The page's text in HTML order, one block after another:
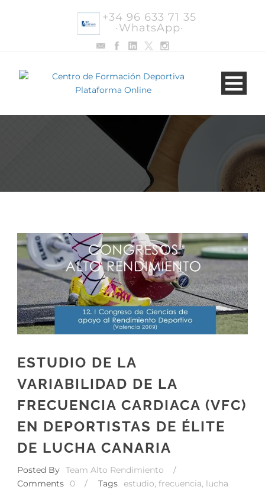
+34 96 633 71 35
·WhatsApp·
ESTUDIO DE LA
VARIABILIDAD DE LA
FRECUENCIA CARDIACA (VFC)
EN DEPORTISTAS DE ÉLITE
DE LUCHA CANARIA
Posted By Team Alto Rendimiento
/
Comments
0 / Tags estudio, frecuencia, lucha